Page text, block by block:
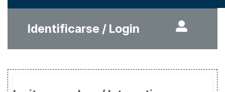
Identificarse / Login